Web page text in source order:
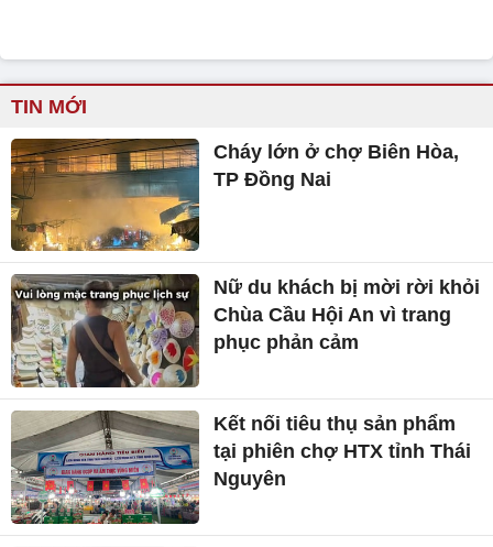
TIN MỚI
Cháy lớn ở chợ Biên Hòa,
TP Đồng Nai
Nữ du khách bị mời rời khỏi
Chùa Cầu Hội An vì trang
phục phản cảm
Kết nối tiêu thụ sản phẩm
tại phiên chợ HTX tỉnh Thái
Nguyên